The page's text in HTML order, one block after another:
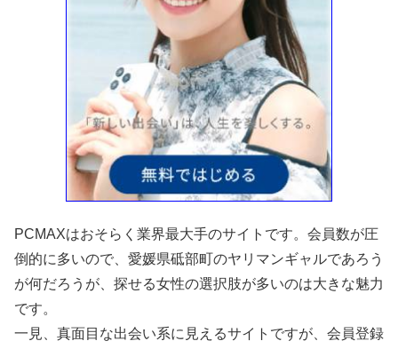
PCMAXはおそらく業界最大手のサイトです。会員数が圧
倒的に多いので、愛媛県砥部町のヤリマンギャルであろう
が何だろうが、探せる女性の選択肢が多いのは大きな魅力
です。
一見、真面目な出会い系に見えるサイトですが、会員登録